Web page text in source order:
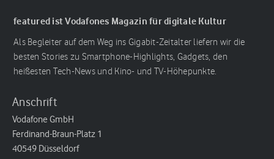
featured ist Vodafones Magazin für digitale Kultur
Als Begleiter auf dem Weg ins Gigabit-Zeitalter liefern wir die
besten Stories zu Smartphone-Highlights, Gadgets, den
heißesten Tech-News und Kino- und TV-Höhepunkte.
Anschrift
Vodafone GmbH
Ferdinand-Braun-Platz 1
40549 Düsseldorf